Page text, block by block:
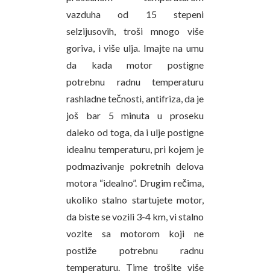
vazduha od 15 stepeni
selzijusovih, troši mnogo više
goriva, i više ulja. Imajte na umu
da kada motor postigne
potrebnu radnu temperaturu
rashladne tečnosti, antifriza, da je
još bar 5 minuta u proseku
daleko od toga, da i ulje postigne
idealnu temperaturu, pri kojem je
podmazivanje pokretnih delova
motora “idealno”. Drugim rečima,
ukoliko stalno startujete motor,
da biste se vozili 3-4 km, vi stalno
vozite sa motorom koji ne
postiže potrebnu radnu
temperaturu. Time trošite više